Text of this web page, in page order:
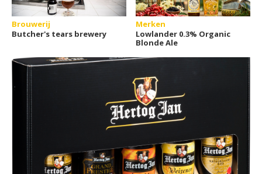
Brouwerij
Butcher's tears brewery
Merken
Lowlander 0.3% Organic
Blonde Ale